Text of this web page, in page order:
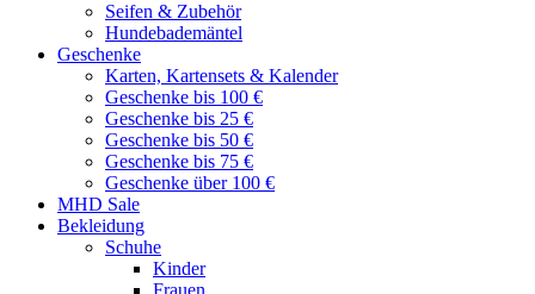
Seifen & Zubehör
Hundebademäntel
Geschenke
Karten, Kartensets & Kalender
Geschenke bis 100 €
Geschenke bis 25 €
Geschenke bis 50 €
Geschenke bis 75 €
Geschenke über 100 €
MHD Sale
Bekleidung
Schuhe
Kinder
Frauen